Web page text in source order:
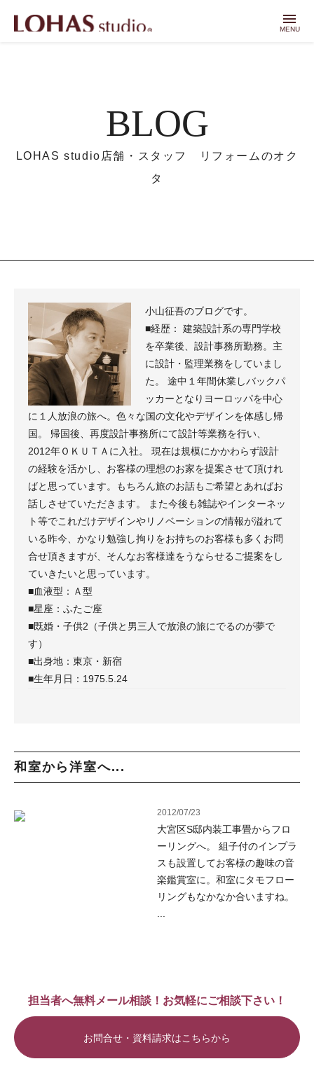
menu
MENU
BLOG
LOHAS studio店舗・スタッフ リフォームのオク
タ
小山征吾のブログです。
■経歴： 建築設計系の専門学校
を卒業後、設計事務所勤務。主
に設計・監理業務をしていまし
た。 途中１年間休業しバックパ
ッカーとなりヨーロッパを中心
に１人放浪の旅へ。色々な国の文化やデザインを体感し帰
国。 帰国後、再度設計事務所にて設計等業務を行い、
2012年ＯＫＵＴＡに入社。 現在は規模にかかわらず設計
の経験を活かし、お客様の理想のお家を提案させて頂けれ
ばと思っています。もちろん旅のお話もご希望とあればお
話しさせていただきます。 また今後も雑誌やインターネッ
ト等でこれだけデザインやリノベーションの情報が溢れて
いる昨今、かなり勉強し拘りをお持ちのお客様も多くお問
合せ頂きますが、そんなお客様達をうならせるご提案をし
ていきたいと思っています。
■血液型：Ａ型
■星座：ふたご座
■既婚・子供2（子供と男三人で放浪の旅にでるのが夢で
す）
■出身地：東京・新宿
■生年月日：1975.5.24
和室から洋室へ...
2012/07/23
大宮区S邸内装工事畳からフロ
ーリングへ。 組子付のインプラ
スも設置してお客様の趣味の音
楽鑑賞室に。和室にタモフロー
リングもなかなか合いますね。
担当者へ無料メール相談！お気軽にご相談下さい！
お問合せ・資料請求はこちらから